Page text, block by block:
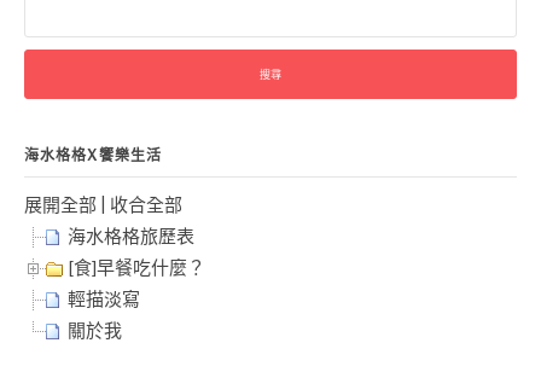
關
字:
海水格格X饗樂生活
展開全部
收合全部
海水格格旅歷表
[食]早餐吃什麼？
輕描淡寫
關於我